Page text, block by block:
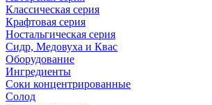
Классическая серия
Крафтовая серия
Ностальгическая серия
Сидр, Медовуха и Квас
Оборудование
Ингредиенты
Соки концентрированные
Солод